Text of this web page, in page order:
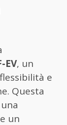
EV, un
e
Questa
un